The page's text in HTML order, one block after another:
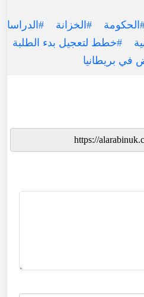
#الخزانة
#خطط لتعجيل بدء الطلبة
في بريطانيا